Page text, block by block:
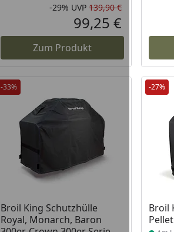
Rabatt in
-29% UVP 139,90 €
Aktueller
99,25 €
Zum Produkt
-33%
Broil King Schutzhülle
Royal, Monarch, Baron
Produkt am Lager
-27%
Broil